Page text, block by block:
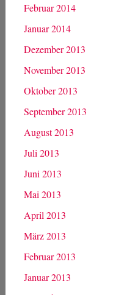
Februar 2014
Januar 2014
Dezember 2013
November 2013
Oktober 2013
September 2013
August 2013
Juli 2013
Juni 2013
Mai 2013
April 2013
März 2013
Februar 2013
Januar 2013